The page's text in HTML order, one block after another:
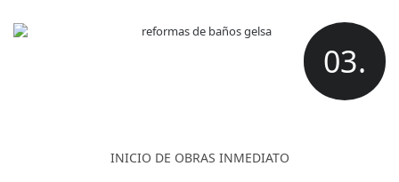
03.
INICIO DE OBRAS INMEDIATO